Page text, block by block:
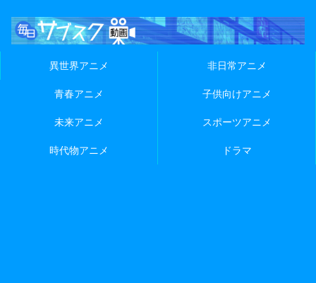
異世界アニメ 非日常アニメ
青春アニメ 子供向けアニメ
未来アニメ スポーツアニメ
時代物アニメ ドラマ